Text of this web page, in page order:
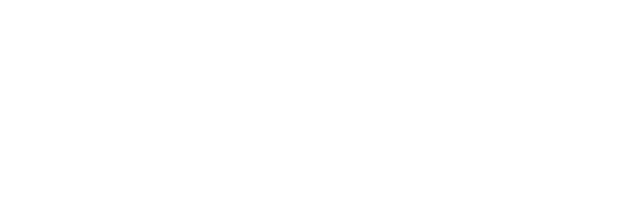
de baterias e motores elétricos
o desenvolvimento, adaptação e
(ICE – Internal Combustion Engine)